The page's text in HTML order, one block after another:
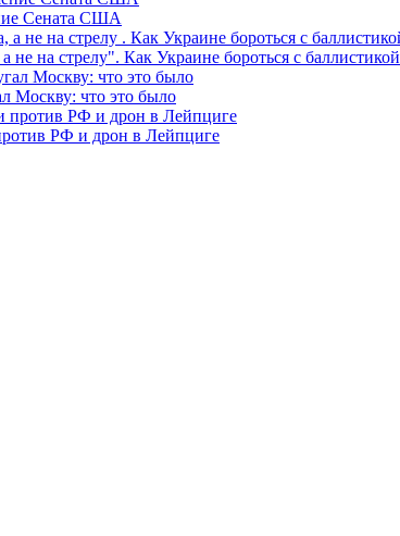
Сената США
не на стрелу". Как Украине бороться с баллистикой
Москву: что это было
РФ и дрон в Лейпциге